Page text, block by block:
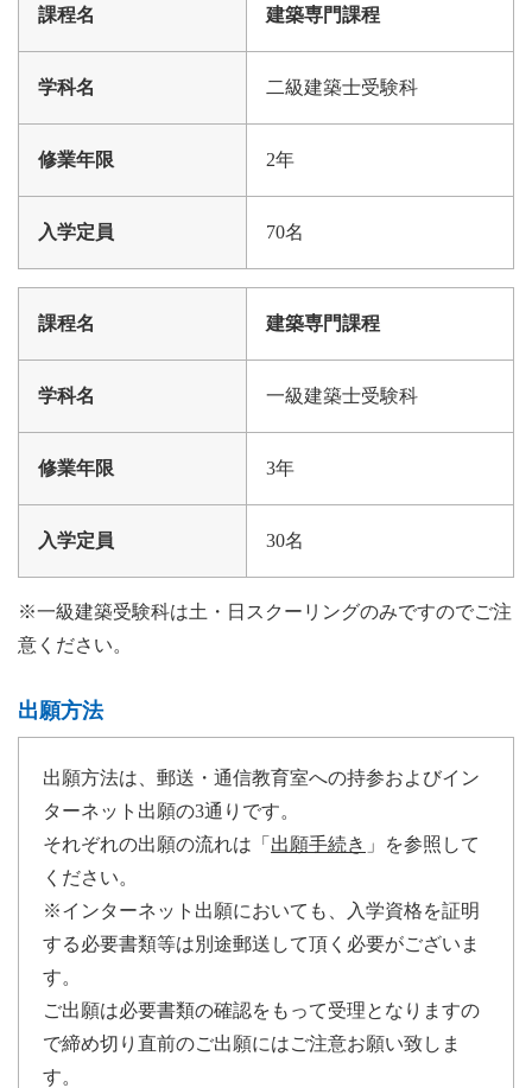
建築専門課程
二級建築士受験科
2年
70名
建築専門課程
一級建築士受験科
3年
30名
※一級建築受験科は土・日スクーリングのみですのでご注
意ください。
出願方法
出願方法は、郵送・通信教育室への持参およびイン
ターネット出願の3通りです。
それぞれの出願の流れは「 出願手続き 」を参照して
ください。
※インターネット出願においても、入学資格を証明
する必要書類等は別途郵送して頂く必要がございま
す。
ご出願は必要書類の確認をもって受理となりますの
で締め切り直前のご出願にはご注意お願い致しま
す。